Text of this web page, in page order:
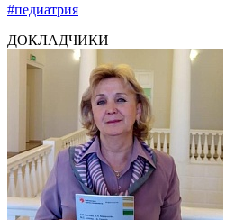
#педиатрия
ДОКЛАДЧИКИ